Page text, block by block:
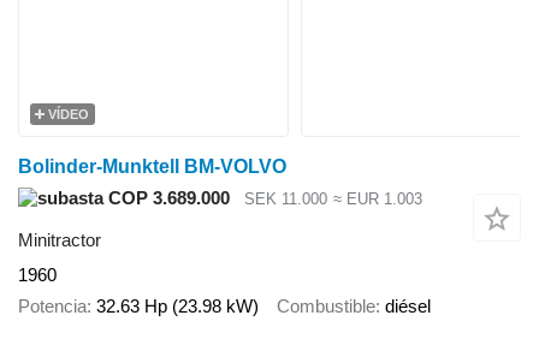
VÍDEO
Bolinder-Munktell BM-VOLVO
COP 3.689.000
SEK 11.000 ≈ EUR 1.003
Minitractor
1960
Potencia 32.63 Hp (23.98 kW) Combustible diésel